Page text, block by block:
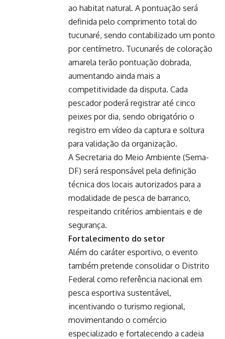
ao habitat natural. A pontuação será
definida pelo comprimento total do
tucunaré, sendo contabilizado um ponto
por centímetro. Tucunarés de coloração
amarela terão pontuação dobrada,
aumentando ainda mais a
competitividade da disputa. Cada
pescador poderá registrar até cinco
peixes por dia, sendo obrigatório o
registro em vídeo da captura e soltura
para validação da organização.
A Secretaria do Meio Ambiente (Sema-
DF) será responsável pela definição
técnica dos locais autorizados para a
modalidade de pesca de barranco,
respeitando critérios ambientais e de
segurança.
Fortalecimento do setor
Além do caráter esportivo, o evento
também pretende consolidar o Distrito
Federal como referência nacional em
pesca esportiva sustentável,
incentivando o turismo regional,
movimentando o comércio
especializado e fortalecendo a cadeia